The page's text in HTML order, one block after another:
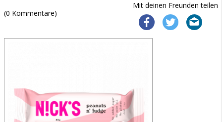
Mit deinen Freunden teilen
(0 Kommentare)